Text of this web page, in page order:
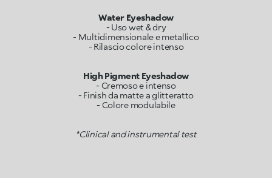
Water Eyeshadow
- Uso wet & dry
- Multidimensionale e metallico
- Rilascio colore intenso
High Pigment Eyeshadow
- Cremoso e intenso
- Finish da matte a glitteratto
- Colore modulabile
*Clinical and instrumental test